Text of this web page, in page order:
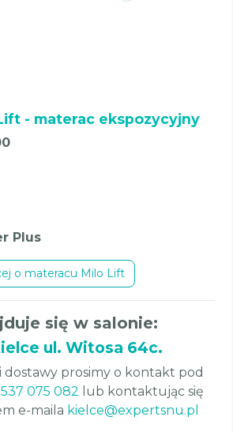
- materac ekspozycyjny
Plus
o materacu Milo Lift
się w salonie:
ul. Witosa 64c.
prosimy o kontakt pod
075 082
lub kontaktując się
e-maila kielce@expertsnu.pl